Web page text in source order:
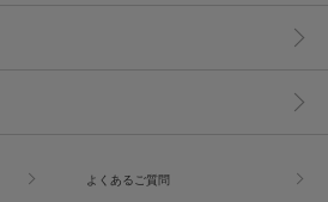
よくあるご質問